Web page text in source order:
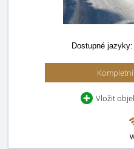
Dostupné jazyky:
Vložit